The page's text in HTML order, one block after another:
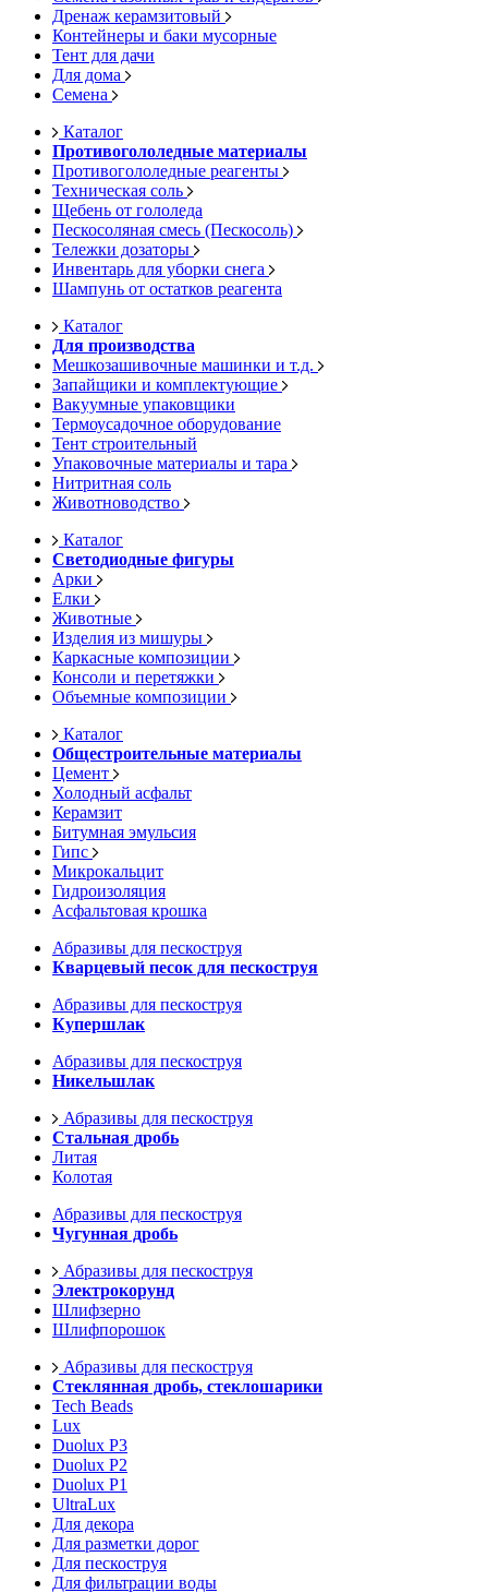
Дренаж керамзитовый
Контейнеры и баки мусорные
Тент для дачи
Для дома
Семена
Каталог
Противогололедные материалы
Противогололедные реагенты
Техническая соль
Щебень от гололеда
Пескосоляная смесь (Пескосоль)
Тележки дозаторы
Инвентарь для уборки снега
Шампунь от остатков реагента
Каталог
Для производства
Мешкозашивочные машинки и т.д.
Запайщики и комплектующие
Вакуумные упаковщики
Термоусадочное оборудование
Тент строительный
Упаковочные материалы и тара
Нитритная соль
Животноводство
Каталог
Светодиодные фигуры
Арки
Елки
Животные
Изделия из мишуры
Каркасные композиции
Консоли и перетяжки
Объемные композиции
Каталог
Общестроительные материалы
Цемент
Холодный асфальт
Керамзит
Битумная эмульсия
Гипс
Микрокальцит
Гидроизоляция
Асфальтовая крошка
Абразивы для пескоструя
Кварцевый песок для пескоструя
Абразивы для пескоструя
Купершлак
Абразивы для пескоструя
Никельшлак
Абразивы для пескоструя
Стальная дробь
Литая
Колотая
Абразивы для пескоструя
Чугунная дробь
Абразивы для пескоструя
Электрокорунд
Шлифзерно
Шлифпорошок
Абразивы для пескоструя
Стеклянная дробь, стеклошарики
Tech Beads
Lux
Duolux P3
Duolux P2
Duolux P1
UltraLux
Для декора
Для разметки дорог
Для пескоструя
Для фильтрации воды